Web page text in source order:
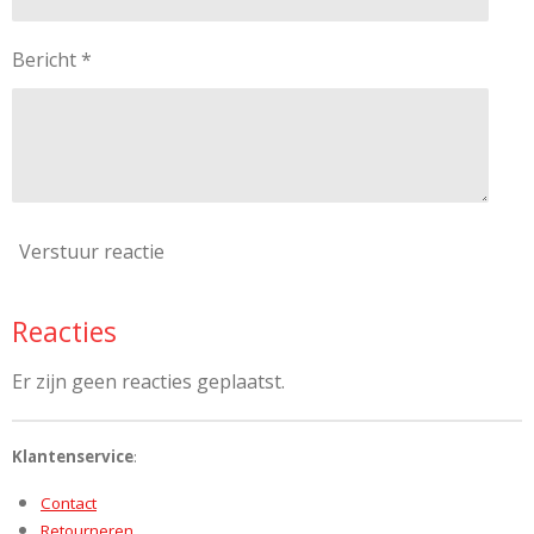
Bericht *
Verstuur reactie
Reacties
Er zijn geen reacties geplaatst.
Klantenservice:
Contact